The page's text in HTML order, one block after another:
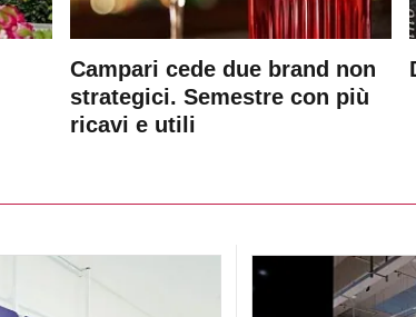
Campari cede due brand non
strategici. Semestre con più
ricavi e utili